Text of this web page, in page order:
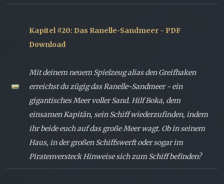
Kapitel #20: Das Ranelle-Sandmeer - PDF
Download
Mit deinem neuem Spielzeug alias den Greifhaken
erreichst du zügig das Ranelle-Sandmeer - ein
gigantisches Meer voller Sand. Hilf Boka, dem
einsamen Kapitän, sein Schiff wiederzufinden, indem
ihr beide euch auf das große Meer wagt. Ob in seinem
Haus, in der großen Schiffswerft oder sogar im
Piratenversteck Hinweise sich zum Schiff befinden?